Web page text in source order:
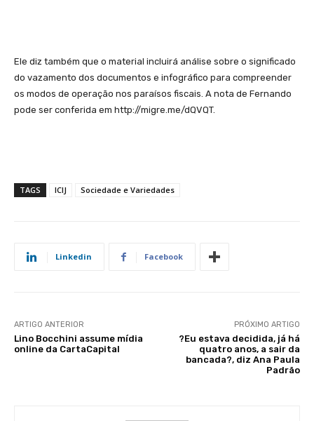
Ele diz também que o material incluirá análise sobre o significado
do vazamento dos documentos e infográfico para compreender
os modos de operação nos paraísos fiscais. A nota de Fernando
pode ser conferida em http://migre.me/dQVQT.
TAGS ICIJ Sociedade e Variedades
Linkedin Facebook
ARTIGO ANTERIOR
Lino Bocchini assume mídia
online da CartaCapital
PRÓXIMO ARTIGO
?Eu estava decidida, já há
quatro anos, a sair da
bancada?, diz Ana Paula
Padrão